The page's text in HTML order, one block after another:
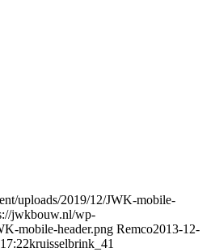
uploads/2019/12/JWK-mobile-
jwkbouw.nl/wp-
mobile-header.png Remco2013-12-
kruisselbrink_41